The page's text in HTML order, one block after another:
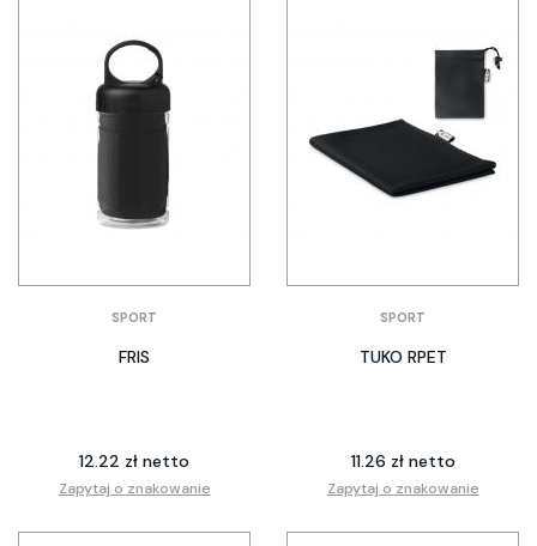
SPORT
FRIS
12.22 zł netto
Zapytaj o znakowanie
SPORT
TUKO RPET
11.26 zł netto
Zapytaj o znakowanie